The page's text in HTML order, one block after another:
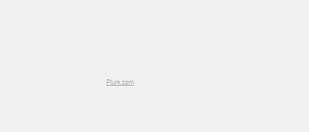
Plurk.com